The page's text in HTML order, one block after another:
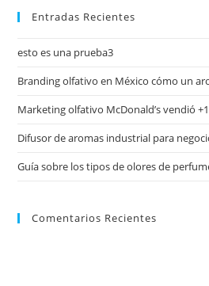
Entradas Recientes
esto es una prueba3
Branding olfativo en México cómo un
Marketing olfativo McDonald’s vendió
Difusor de aromas industrial para
Guía sobre los tipos de olores de
Comentarios Recientes